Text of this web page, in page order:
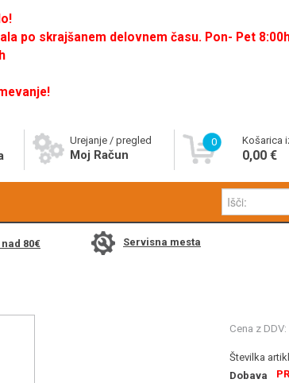
po skrajšanem delovnem času. Pon- Pet
Urejanje / pregled
Moj Račun
0 Košarica
0,00 €
80€ Servisna mesta
Cena z DDV:
Številka
Dobava